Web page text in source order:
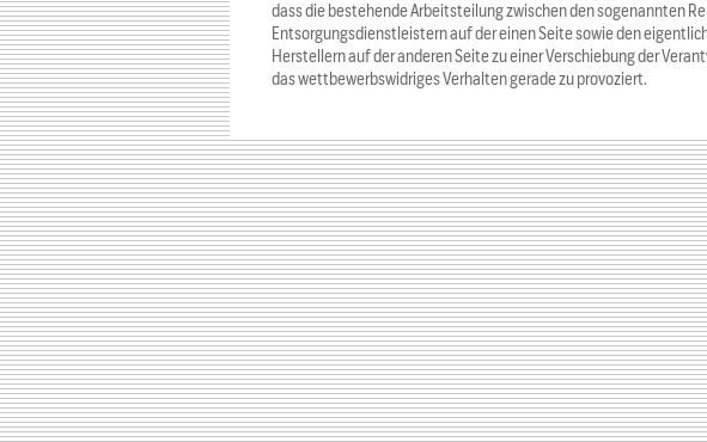
dass die bestehende Arbeitsteilung zwischen den sogenannten
Entsorgungsdienstleistern auf der einen Seite sowie den
Herstellern auf der anderen Seite zu einer Verschiebung der
das wettbewerbswidriges Verhalten gerade zu provoziert.